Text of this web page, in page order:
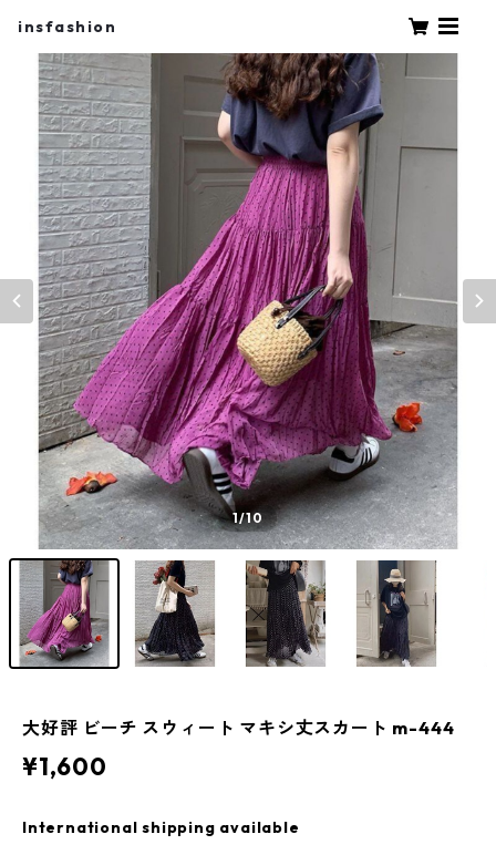
insfashion
1/10
大好評 ビーチ スウィート マキシ丈スカート m-444
¥1,600
International shipping available